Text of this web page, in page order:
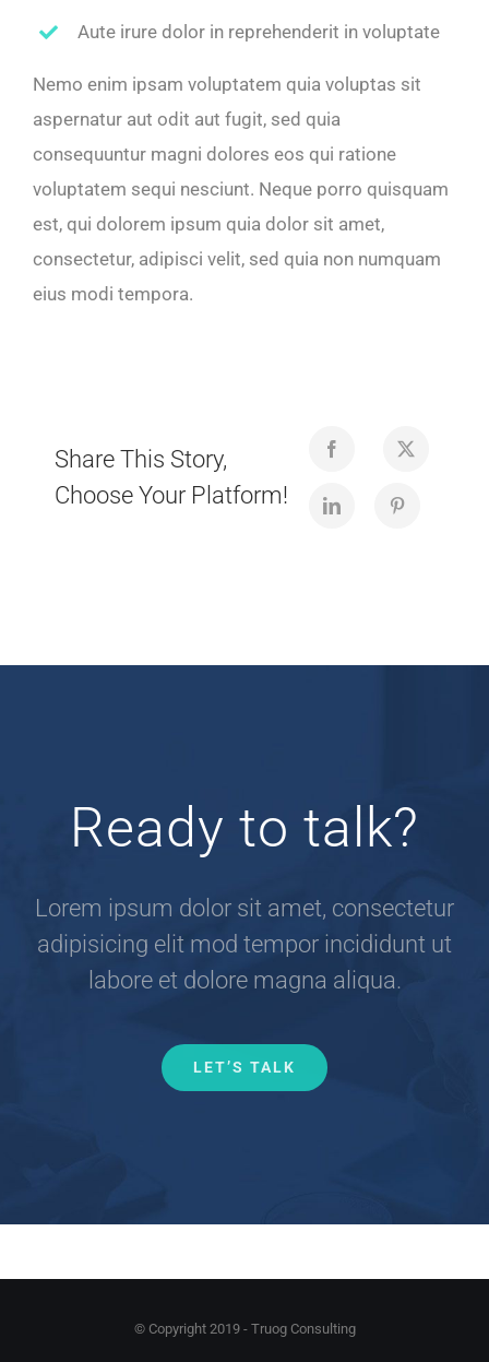
Aute irure dolor in reprehenderit in voluptate
Nemo enim ipsam voluptatem quia voluptas sit
aspernatur aut odit aut fugit, sed quia
consequuntur magni dolores eos qui ratione
voluptatem sequi nesciunt. Neque porro quisquam
est, qui dolorem ipsum quia dolor sit amet,
consectetur, adipisci velit, sed quia non numquam
eius modi tempora.
Share This Story,
Choose Your Platform!
Ready to talk?
Lorem ipsum dolor sit amet, consectetur
adipisicing elit mod tempor incididunt ut
labore et dolore magna aliqua.
LET’S TALK
© Copyright 2019 - Truog Consulting